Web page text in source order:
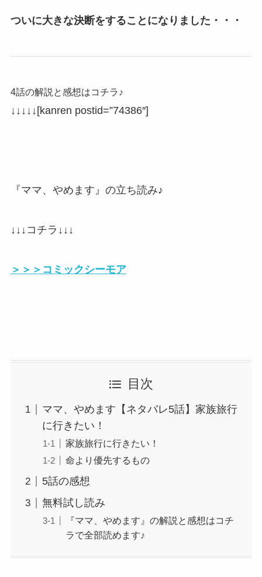
ついに大きな決断をすることになりました・・・
4話の解説と感想はコチラ♪
↓↓↓↓↓ [kanren postid=”74386″]
『ママ、やめます』の立ち読み♪
↓↓↓コチラ↓↓↓
＞＞＞コミックシーモア
目次
ママ、やめます【ネタバレ5話】家族旅行
に行きたい！
家族旅行に行きたい！
命より優先するもの
5話の感想
無料試し読み
『ママ、やめます』の解説と感想はコチ
ラで全部読めます♪